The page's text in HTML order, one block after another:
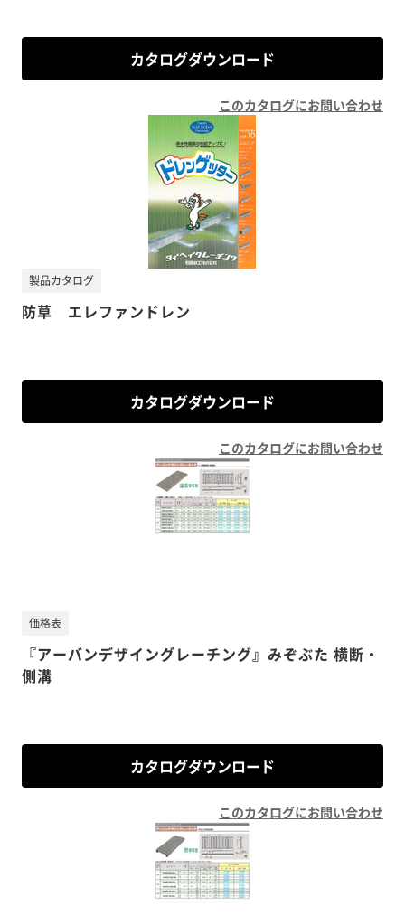
カタログダウンロード
このカタログにお問い合わせ
防草 エレファンドレン
製品カタログ
カタログダウンロード
このカタログにお問い合わせ
『アーバンデザイングレーチング』みぞぶた 横断・
側溝
価格表
カタログダウンロード
このカタログにお問い合わせ